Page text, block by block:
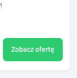
Zobacz ofertę